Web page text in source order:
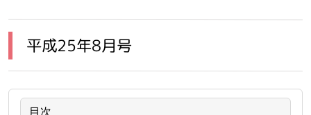
平成25年8月号
目次